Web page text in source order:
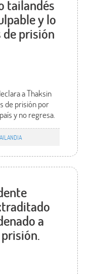
tailandés
y lo
de prisión
a Thaksin
de prisión por
y no regresa.
a